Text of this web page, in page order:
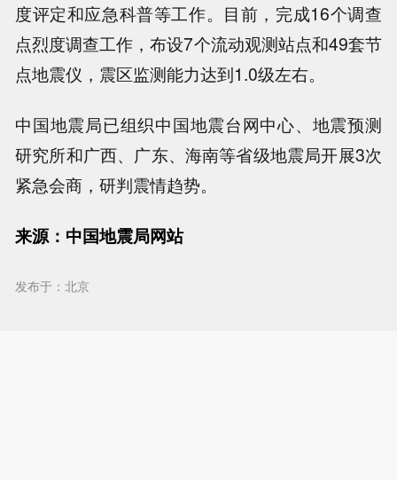
度评定和应急科普等工作。目前，完成16个调查
点烈度调查工作，布设7个流动观测站点和49套节
点地震仪，震区监测能力达到1.0级左右。
中国地震局已组织中国地震台网中心、地震预测
研究所和广西、广东、海南等省级地震局开展3次
紧急会商，研判震情趋势。
来源：中国地震局网站
发布于：北京